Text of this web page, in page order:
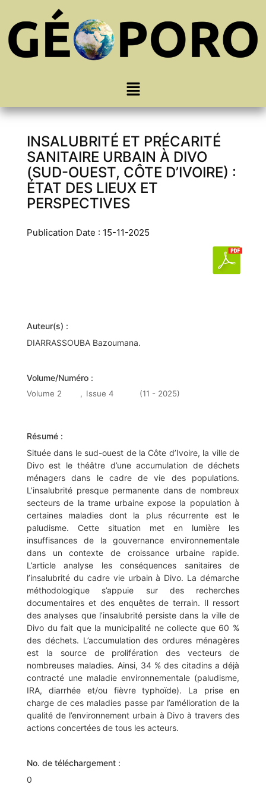
INSALUBRITÉ ET PRÉCARITÉ
SANITAIRE URBAIN À DIVO
(SUD-OUEST, CÔTE D’IVOIRE) :
ÉTAT DES LIEUX ET
PERSPECTIVES
Publication Date : 15-11-2025
Auteur(s) :
DIARRASSOUBA Bazoumana.
Volume/Numéro :
Volume 2 , Issue 4 (11 - 2025)
Résumé :
Située dans le sud-ouest de la Côte d’Ivoire, la ville de
Divo est le théâtre d’une accumulation de déchets
ménagers dans le cadre de vie des populations.
L’insalubrité presque permanente dans de nombreux
secteurs de la trame urbaine expose la population à
certaines maladies dont la plus récurrente est le
paludisme. Cette situation met en lumière les
insuffisances de la gouvernance environnementale
dans un contexte de croissance urbaine rapide.
L’article analyse les conséquences sanitaires de
l’insalubrité du cadre vie urbain à Divo. La démarche
méthodologique s’appuie sur des recherches
documentaires et des enquêtes de terrain. Il ressort
des analyses que l’insalubrité persiste dans la ville de
Divo du fait que la municipalité ne collecte que 60 %
des déchets. L’accumulation des ordures ménagères
est la source de prolifération des vecteurs de
nombreuses maladies. Ainsi, 34 % des citadins a déjà
contracté une maladie environnementale (paludisme,
IRA, diarrhée et/ou fièvre typhoïde). La prise en
charge de ces maladies passe par l’amélioration de la
qualité de l’environnement urbain à Divo à travers des
actions concertées de tous les acteurs.
No. de téléchargement :
0